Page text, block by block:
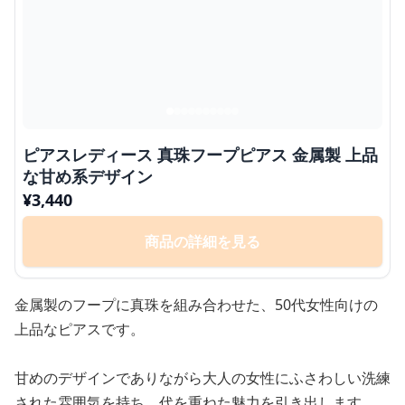
ピアスレディース 真珠フープピアス 金属製 上品
な甘め系デザイン
¥3,440
商品の詳細を見る
金属製のフープに真珠を組み合わせた、50代女性向けの
上品なピアスです。
甘めのデザインでありながら大人の女性にふさわしい洗練